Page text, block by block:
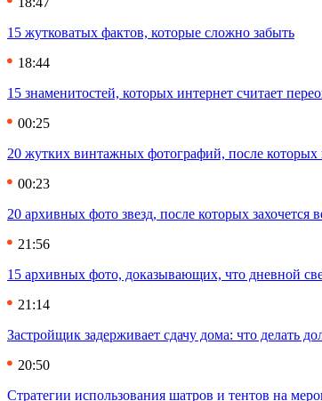
15 жутковатых фактов, которые сложно забыть
18:44
15 знаменитостей, которых интернет считает
00:25
20 жутких винтажных фотографий, после
00:23
20 архивных фото звезд, после которых захочется
21:56
15 архивных фото, доказывающих, что дневной
21:14
Застройщик задерживает сдачу дома: что делать
20:50
Стратегии использования шатров и тентов на